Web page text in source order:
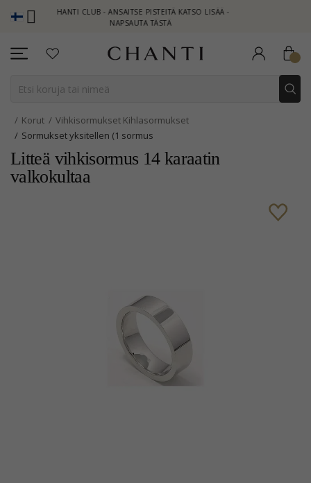
CHANTI CLUB - ANSAITSE PISTEITÄ KATSO LISÄÄ -
NAPSAUTA TÄSTÄ
Korut
Vihkisormukset Kihlasormukset
Sormukset yksitellen (1 sormus
Litteä vihkisormus 14 karaatin
valkokultaa